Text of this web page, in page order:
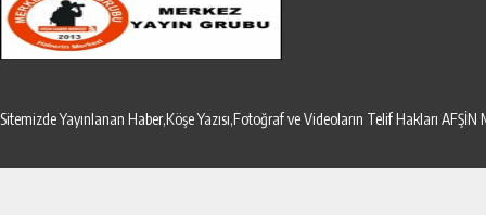
Sitemizde Yayınlanan Haber,Köşe Yazısı,Fotoğraf ve Videoların Telif Hakları